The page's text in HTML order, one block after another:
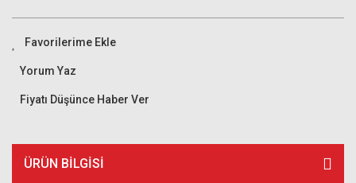
Yorum Yaz
Fiyatı Düşünce Haber Ver
ÜRÜN BILGISI